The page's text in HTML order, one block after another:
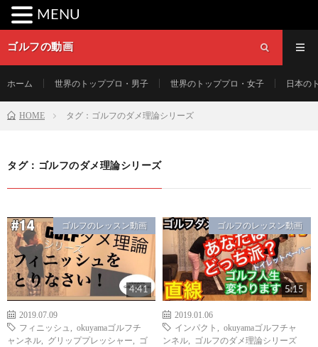
ゴルフの動画
ホーム 世界のトッププロ・男子 世界のトッププロ・女子 日本の
HOME タグ：ゴルフのダメ理論シリーズ
タグ：ゴルフのダメ理論シリーズ
ゴルフのレッスン動画
4:41
2019.07.09
フィニッシュ
okuyamaゴルフチ
ャンネル
グリッププレッシャー
ゴ
ゴルフのレッスン動画
5:15
2019.01.06
インパクト
okuyamaゴルフチャ
ンネル
ゴルフのダメ理論シリーズ
MENU